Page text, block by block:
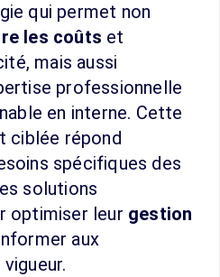
qui permet non
les coûts et
mais aussi
professionnelle
en interne. Cette
ciblée répond
spécifiques des
solutions
optimiser leur gestion
aux